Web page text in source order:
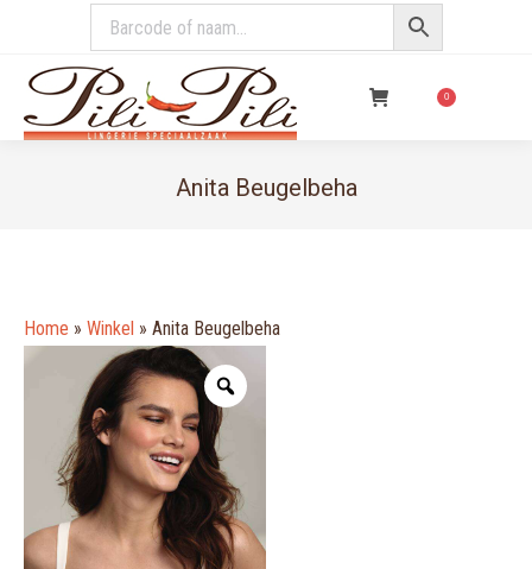
0
Anita Beugelbeha
Home » Winkel » Anita Beugelbeha